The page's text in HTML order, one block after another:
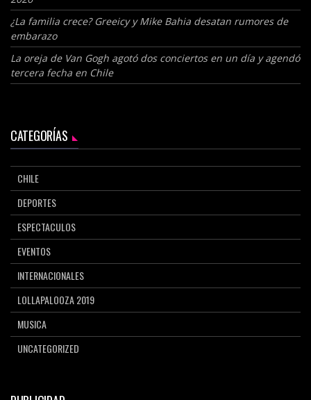
¿La familia crece? Greeicy y Mike Bahia desatan rumores de
embarazo
La oreja de Van Gogh agotó dos conciertos en un día y agendó
tercera fecha en Chile
CATEGORÍAS
CHILE
DEPORTES
ESPECTACULOS
EVENTOS
INTERNACIONALES
LOLLAPALOOZA 2019
MUSICA
UNCATEGORIZED